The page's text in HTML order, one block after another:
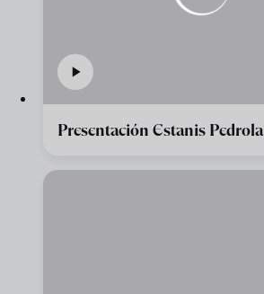
Presentación Estanis Pedrola